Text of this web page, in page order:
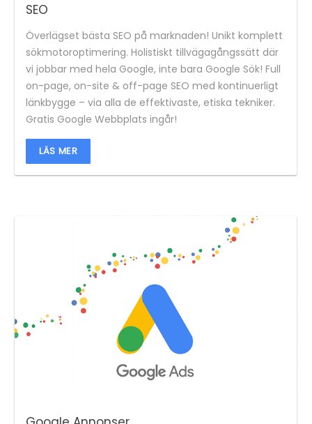
SEO
Överlägset bästa SEO på marknaden! Unikt komplett
sökmotoroptimering. Holistiskt tillvägagångssätt där
vi jobbar med hela Google, inte bara Google Sök! Full
on-page, on-site & off-page SEO med kontinuerligt
länkbygge – via alla de effektivaste, etiska tekniker.
Gratis Google Webbplats ingår!
LÄS MER